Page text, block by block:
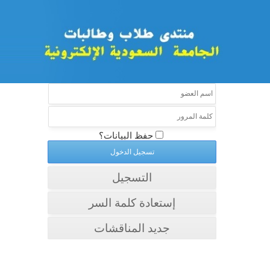
حفظ البيانات؟
التسجيل
إستعادة كلمة السر
جديد المناقشات